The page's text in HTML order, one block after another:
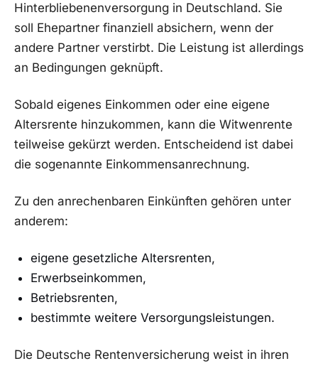
Hinterbliebenenversorgung in Deutschland. Sie
soll Ehepartner finanziell absichern, wenn der
andere Partner verstirbt. Die Leistung ist allerdings
an Bedingungen geknüpft.
Sobald eigenes Einkommen oder eine eigene
Altersrente hinzukommen, kann die Witwenrente
teilweise gekürzt werden. Entscheidend ist dabei
die sogenannte Einkommensanrechnung.
Zu den anrechenbaren Einkünften gehören unter
anderem:
eigene gesetzliche Altersrenten,
Erwerbseinkommen,
Betriebsrenten,
bestimmte weitere Versorgungsleistungen.
Die Deutsche Rentenversicherung weist in ihren